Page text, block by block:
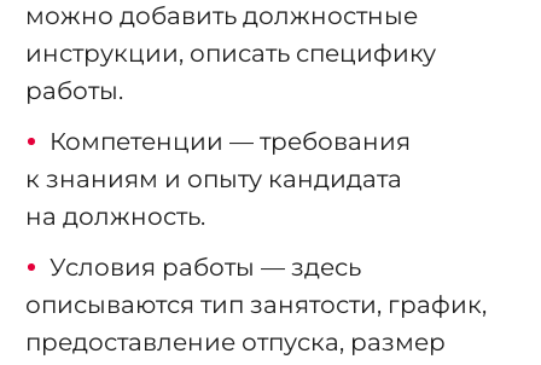
можно добавить должностные
инструкции, описать специфику
работы.
Компетенции — требования
к знаниям и опыту кандидата
на должность.
Условия работы — здесь
описываются тип занятости, график,
предоставление отпуска, размер